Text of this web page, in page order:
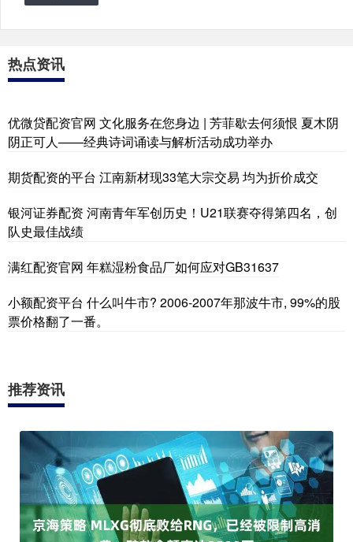
热点资讯
优微贷配资官网 文化服务在您身边 | 芳菲歇去何须恨 夏木阴
阴正可人——经典诗词诵读与解析活动成功举办
期货配资的平台 江南新材现33笔大宗交易 均为折价成交
银河证券配资 河南青年军创历史！U21联赛夺得第四名，创
队史最佳战绩
满红配资官网 年糕湿粉食品厂如何应对GB31637
小额配资平台 什么叫牛市? 2006-2007年那波牛市, 99%的股
票价格翻了一番。
推荐资讯